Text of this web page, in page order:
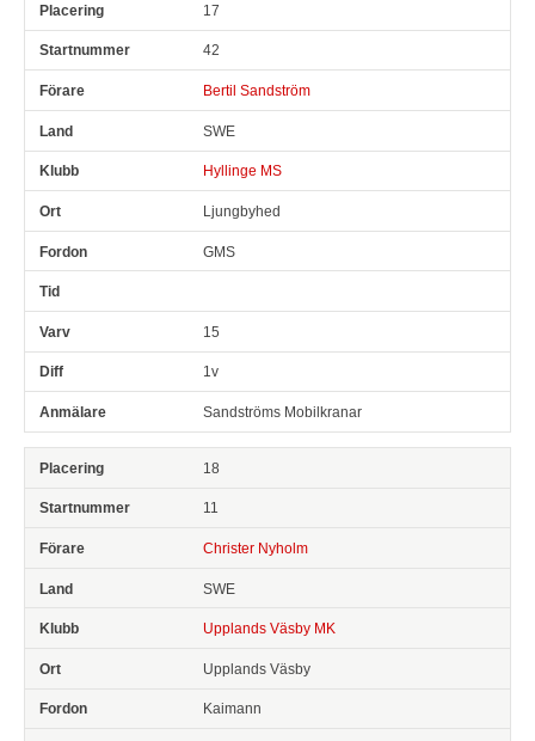
17
42
Bertil Sandström
SWE
Hyllinge MS
Ljungbyhed
GMS
15
1v
Sandströms Mobilkranar
18
11
Christer Nyholm
SWE
Upplands Väsby MK
Upplands Väsby
Kaimann